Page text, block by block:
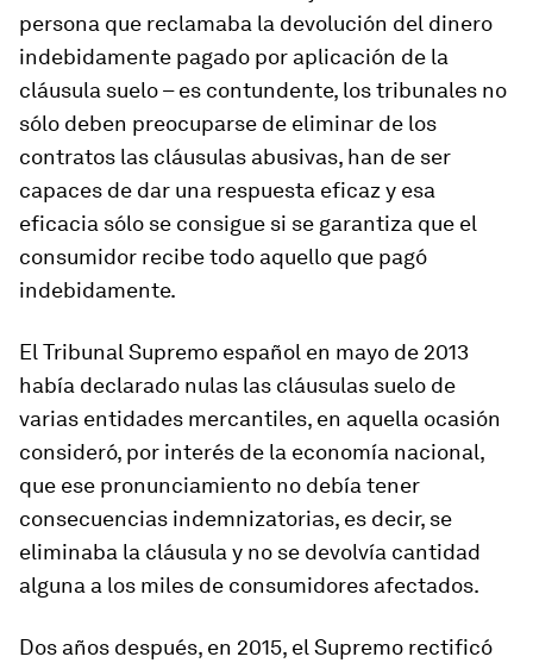
persona que reclamaba la devolución del dinero
indebidamente pagado por aplicación de la
cláusula suelo – es contundente, los tribunales no
sólo deben preocuparse de eliminar de los
contratos las cláusulas abusivas, han de ser
capaces de dar una respuesta eficaz y esa
eficacia sólo se consigue si se garantiza que el
consumidor recibe todo aquello que pagó
indebidamente.
El Tribunal Supremo español en mayo de 2013
había declarado nulas las cláusulas suelo de
varias entidades mercantiles, en aquella ocasión
consideró, por interés de la economía nacional,
que ese pronunciamiento no debía tener
consecuencias indemnizatorias, es decir, se
eliminaba la cláusula y no se devolvía cantidad
alguna a los miles de consumidores afectados.
Dos años después, en 2015, el Supremo rectificó